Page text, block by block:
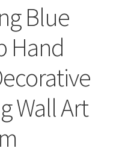
Blue
Hand
Wall Art